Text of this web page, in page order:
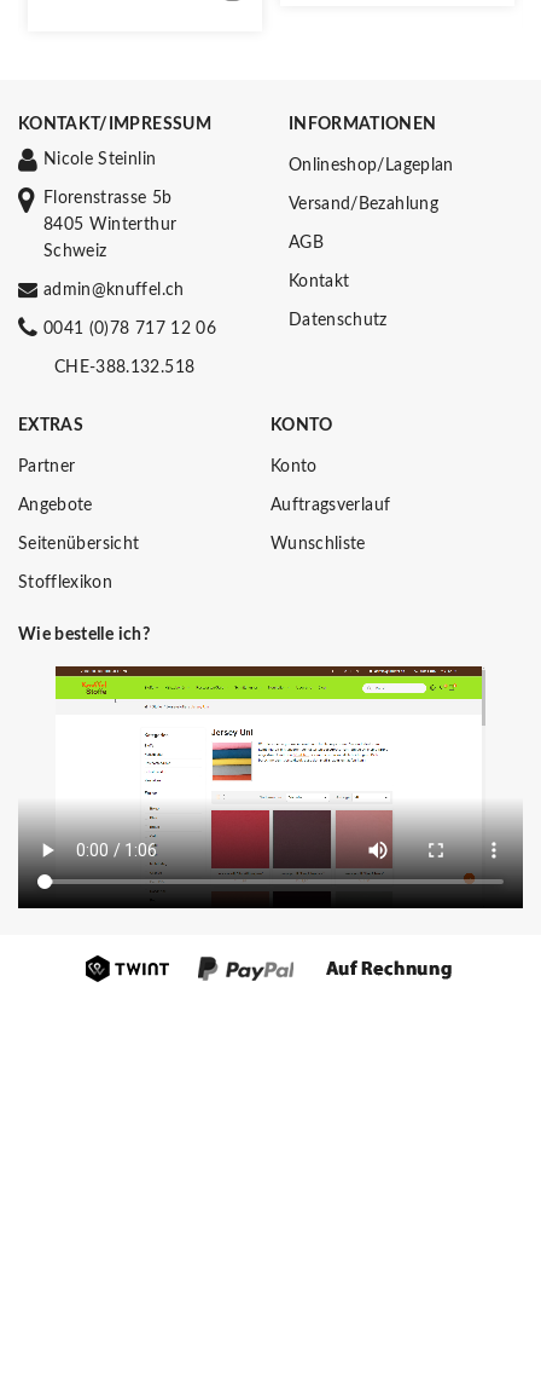
KONTAKT/IMPRESSUM
Nicole Steinlin
Florenstrasse 5b
8405 Winterthur
Schweiz
admin@knuffel.ch
0041 (0)78 717 12 06
CHE-388.132.518
INFORMATIONEN
Onlineshop/Lageplan
Versand/Bezahlung
AGB
Kontakt
Datenschutz
EXTRAS
Partner
Angebote
Seitenübersicht
Stofflexikon
KONTO
Konto
Auftragsverlauf
Wunschliste
Wie bestelle ich?